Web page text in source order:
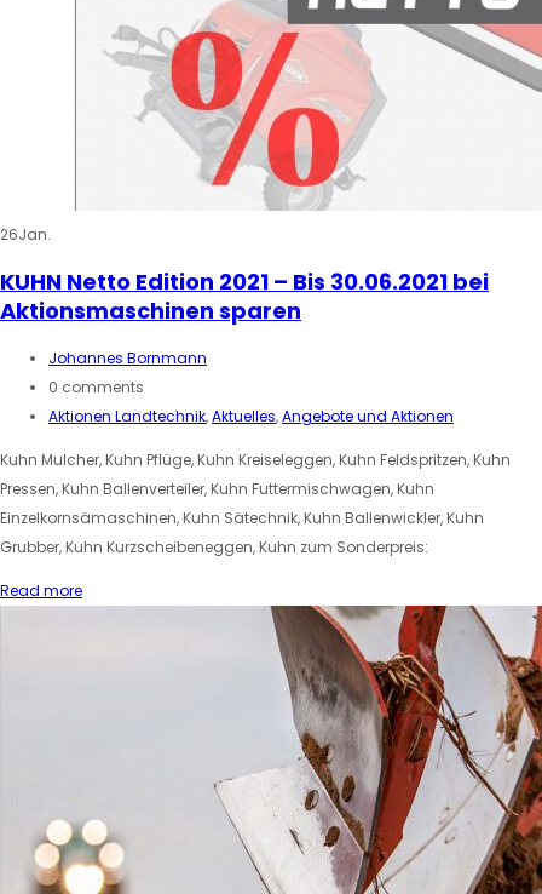
26Jan.
KUHN Netto Edition 2021 – Bis 30.06.2021 bei
Aktionsmaschinen sparen
Johannes Bornmann
0 comments
Aktionen Landtechnik,Aktuelles,Angebote und Aktionen
Kuhn Mulcher, Kuhn Pflüge, Kuhn Kreiseleggen, Kuhn Feldspritzen, Kuhn
Pressen, Kuhn Ballenverteiler, Kuhn Futtermischwagen, Kuhn
Einzelkornsämaschinen, Kuhn Sätechnik, Kuhn Ballenwickler, Kuhn
Grubber, Kuhn Kurzscheibeneggen, Kuhn zum Sonderpreis:
Read more